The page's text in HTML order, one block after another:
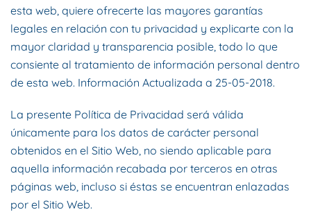
esta web, quiere ofrecerte las mayores garantías
legales en relación con tu privacidad y explicarte con la
mayor claridad y transparencia posible, todo lo que
consiente al tratamiento de información personal dentro
de esta web. Información Actualizada a 25-05-2018.
La presente Política de Privacidad será válida
únicamente para los datos de carácter personal
obtenidos en el Sitio Web, no siendo aplicable para
aquella información recabada por terceros en otras
páginas web, incluso si éstas se encuentran enlazadas
por el Sitio Web.